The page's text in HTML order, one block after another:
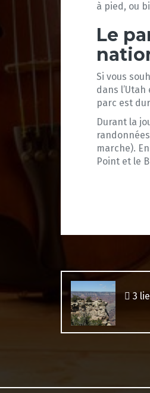
à pied, ou
Le
Si vous
dans
parc est
Durant la
marche).
Point et le
Post
3